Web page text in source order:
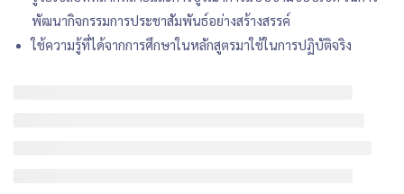
พัฒนากิจกรรมการประชาสัมพันธ์อย่างสร้างสรรค์
ใช้ความรู้ที่ได้จากการศึกษาในหลักสูตรมาใช้ในการปฏิบัติจริง